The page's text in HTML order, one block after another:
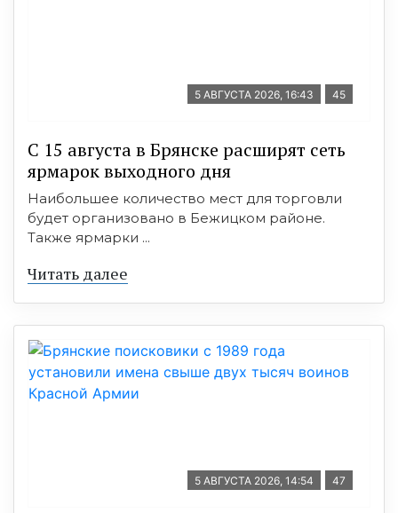
5 АВГУСТА 2026, 16:43 45
С 15 августа в Брянске расширят сеть
ярмарок выходного дня
Наибольшее количество мест для торговли
будет организовано в Бежицком районе.
Также ярмарки ...
Читать далее
5 АВГУСТА 2026, 14:54 47